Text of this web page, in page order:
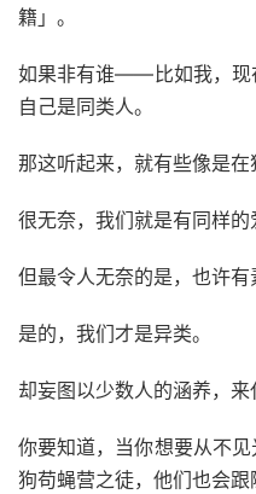
籍」。
如果非有谁——比如我，现
自己是同类人。
那这听起来，就有些像是在
很无奈，我们就是有同样的
但最令人无奈的是，也许有
是的，我们才是异类。
却妄图以少数人的涵养，来
你要知道，当你想要从不
狗苟蝇营之徒，他们也会跟